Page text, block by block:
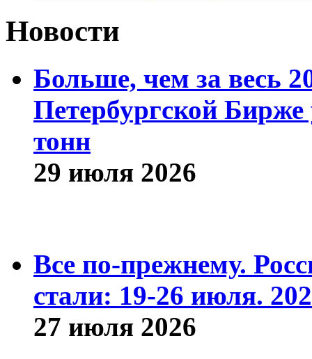
Новости
Больше, чем за весь
Петербургской
тонн
29 июля 2026
Все по-прежнему.
стали: 19-26 июля.
27 июля 2026